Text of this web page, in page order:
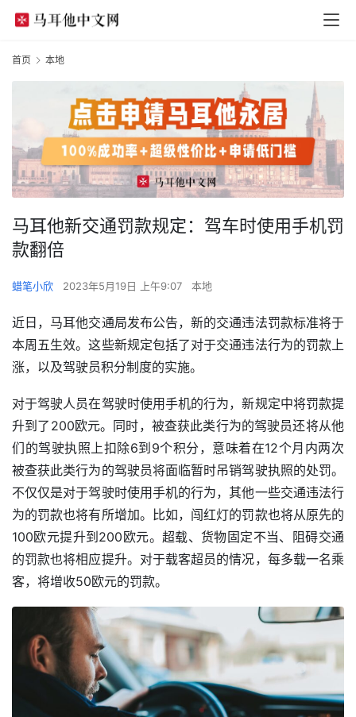
首页 本地
马耳他新交通罚款规定：驾车时使用手机罚
款翻倍
蜡笔小欣 2023年5月19日 上午9:07 本地
近日，马耳他交通局发布公告，新的交通违法罚款标准将于
本周五生效。这些新规定包括了对于交通违法行为的罚款上
涨，以及驾驶员积分制度的实施。
对于驾驶人员在驾驶时使用手机的行为，新规定中将罚款提
升到了200欧元。同时，被查获此类行为的驾驶员还将从他
们的驾驶执照上扣除6到9个积分，意味着在12个月内两次
被查获此类行为的驾驶员将面临暂时吊销驾驶执照的处罚。
不仅仅是对于驾驶时使用手机的行为，其他一些交通违法行
为的罚款也将有所增加。比如，闯红灯的罚款也将从原先的
100欧元提升到200欧元。超载、货物固定不当、阻碍交通
的罚款也将相应提升。对于载客超员的情况，每多载一名乘
客，将增收50欧元的罚款。